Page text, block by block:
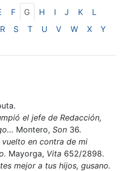
estadísticas de las visitas.
F G H I J K
L
R S T U V W X
Y
el jefe de Redacción,
Montero, Son 36.
en contra de mi
Mayorga, Vita 652/2898.
mejor a tus hijos, gusano.